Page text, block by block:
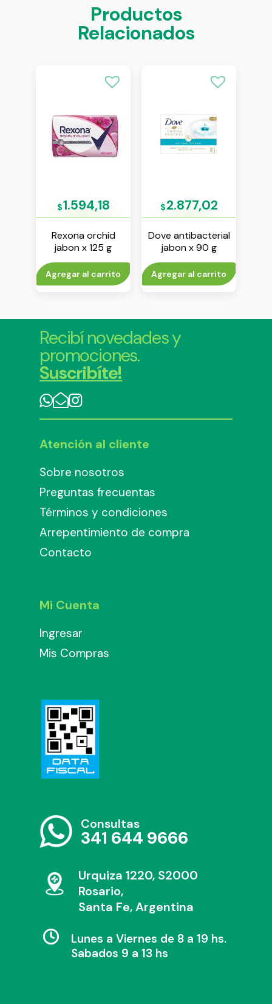
Productos
Relacionados
$1.594,18
Rexona orchid
jabon x 125 g
Agregar al carrito
$2.877,02
Dove antibacterial
jabon x 90 g
Agregar al carrito
Recibí novedades y
promociones.
Suscribíte!
Atención al cliente
Sobre nosotros
Preguntas frecuentas
Términos y condiciones
Arrepentimiento de compra
Contacto
Mi Cuenta
Ingresar
Mis Compras
Consultas
341 644 9666
Urquiza 1220, S2000
Rosario,
Santa Fe, Argentina
Lunes a Viernes de 8 a 19 hs.
Sabados 9 a 13 hs